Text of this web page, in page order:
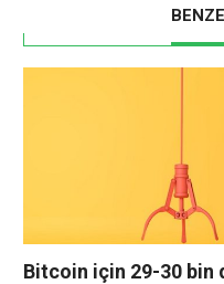
Bitcoin için 29-30 bin